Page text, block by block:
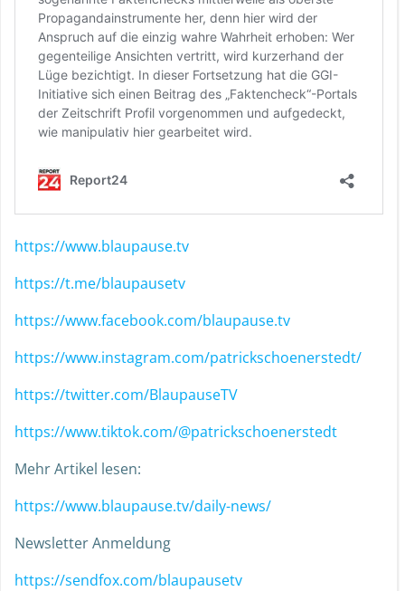
https://www.blaupause.tv
https://t.me/blaupausetv
https://www.facebook.com/blaupause.tv
https://www.instagram.com/patrickschoenerstedt/
https://twitter.com/BlaupauseTV
https://www.tiktok.com/@patrickschoenerstedt
Mehr Artikel lesen:
https://www.blaupause.tv/daily-news/
Newsletter Anmeldung
https://sendfox.com/blaupausetv